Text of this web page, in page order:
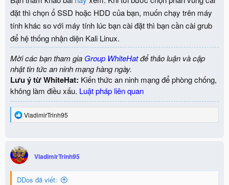
đặt thì chọn ổ SSD hoặc HDD của bạn, muốn chạy trên máy
tính khác so với máy tính lúc bạn cài đặt thì bạn cần cài grub
để hệ thống nhận diện Kali Linux.
Mời các bạn tham gia Group WhiteHatđể thảo luận và cập
nhật tin tức an ninh mạng hàng ngày.
Lưu ý từ WhiteHat: Kiến thức an ninh mạng để phòng chống,
không làm điều xấu. Luật pháp liên quan
R
t
i
o
n
s
VladimirTrinh95
VladimirTrinh95
DDos đã viết: